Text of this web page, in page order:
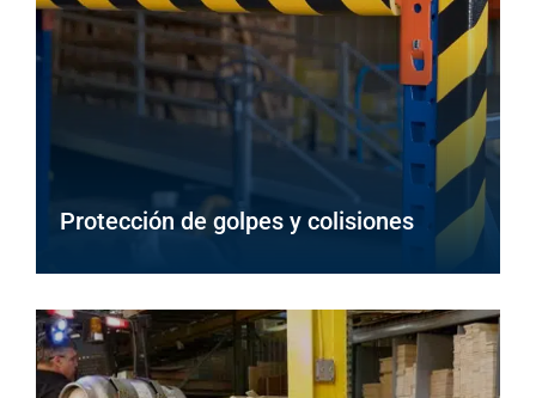
Protección de golpes y colisiones